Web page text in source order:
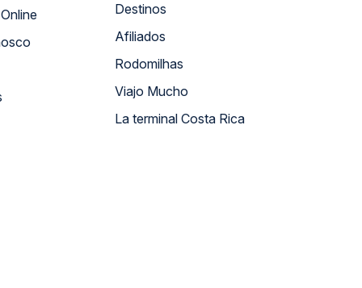
Atendimento Online
Destinos
Afiliados
Rodomilhas
Viajo Mucho
La terminal Costa Rica